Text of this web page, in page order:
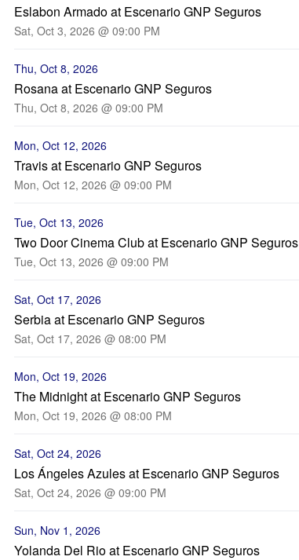
Eslabon Armado at Escenario GNP Seguros
Sat, Oct 3, 2026 @ 09:00 PM
Thu, Oct 8, 2026
Rosana at Escenario GNP Seguros
Thu, Oct 8, 2026 @ 09:00 PM
Mon, Oct 12, 2026
Travis at Escenario GNP Seguros
Mon, Oct 12, 2026 @ 09:00 PM
Tue, Oct 13, 2026
Two Door Cinema Club at Escenario GNP Seguros
Tue, Oct 13, 2026 @ 09:00 PM
Sat, Oct 17, 2026
Serbia at Escenario GNP Seguros
Sat, Oct 17, 2026 @ 08:00 PM
Mon, Oct 19, 2026
The Midnight at Escenario GNP Seguros
Mon, Oct 19, 2026 @ 08:00 PM
Sat, Oct 24, 2026
Los Ángeles Azules at Escenario GNP Seguros
Sat, Oct 24, 2026 @ 09:00 PM
Sun, Nov 1, 2026
Yolanda Del Rio at Escenario GNP Seguros